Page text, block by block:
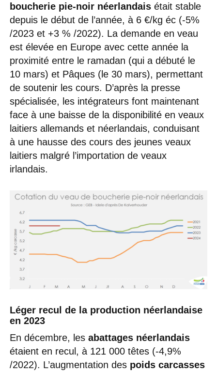
boucherie pie-noir néerlandais était stable
depuis le début de l’année, à 6 €/kg éc (-5%
/2023 et +3 % /2022). La demande en veau
est élevée en Europe avec cette année la
proximité entre le ramadan (qui a débuté le
10 mars) et Pâques (le 30 mars), permettant
de soutenir les cours. D’après la presse
spécialisée, les intégrateurs font maintenant
face à une baisse de la disponibilité en veaux
laitiers allemands et néerlandais, conduisant
à une hausse des cours des jeunes veaux
laitiers malgré l’importation de veaux
irlandais.
Léger recul de la production néerlandaise
en 2023
En décembre, les abattages néerlandais
étaient en recul, à 121 000 têtes (-4,9%
/2022). L’augmentation des poids carcasses